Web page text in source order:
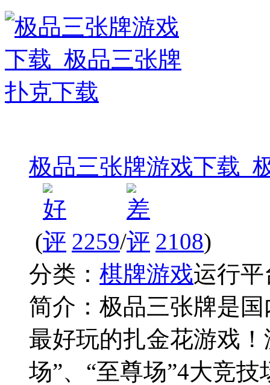
极品三张牌游戏下载_
( 2259/ 2108)
分类： 棋牌游戏运行平
简介： 极品三张牌是
最好玩的扎金花游戏
场”、“至尊场”4大竞